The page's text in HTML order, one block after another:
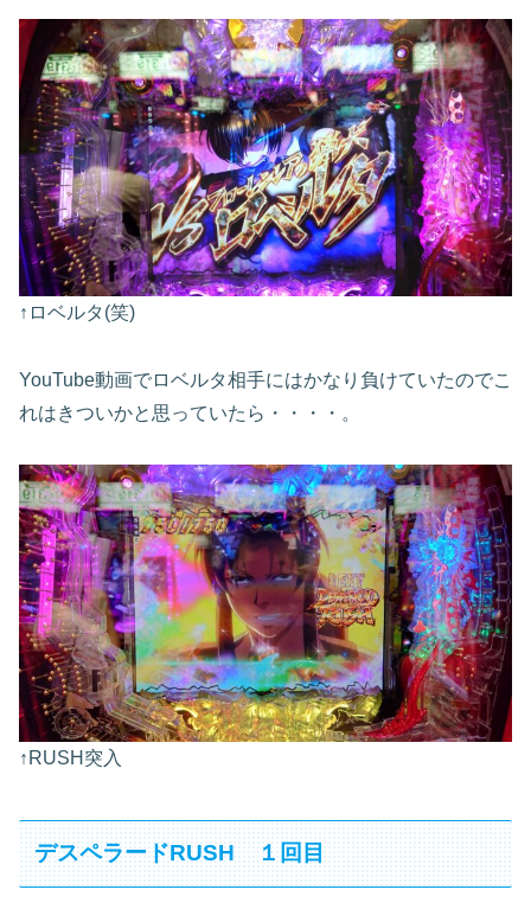
↑ロベルタ(笑)
YouTube動画でロベルタ相手にはかなり負けていたのでこ
れはきついかと思っていたら・・・・。
↑RUSH突入
デスペラードRUSH １回目